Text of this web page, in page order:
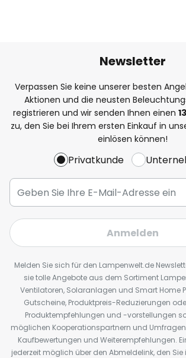
Newsletter
Verpassen Sie keine unserer besten
Aktionen und die neusten
registrieren und wir senden Ihnen einen 13
zu, den Sie bei Ihrem ersten Einkauf in
einlösen können!
Privatkunde
Anmelden
Melden Sie sich für den Lampenwelt.de
sie tolle Angebote aus dem Sortiment
Ventilatoren, Solaranlagen und Smart Home
Gutscheine, Produktpreis-Reduzierungen
Produktempfehlungen und -vorstellungen
möglichen Kooperationspartnern und
Kaufbewertungen und Weiterempfehlungen.
jederzeit möglich über den Abmeldelink, den Sie